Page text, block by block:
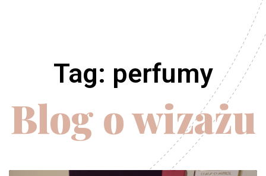
Tag: perfumy
Blog o wizażu